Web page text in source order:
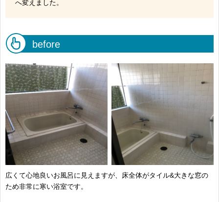
へ変えました。
before
広くて心地良いお風呂に見えますが、床全体がタイル&大きな窓の
ため非常に寒い浴室です。